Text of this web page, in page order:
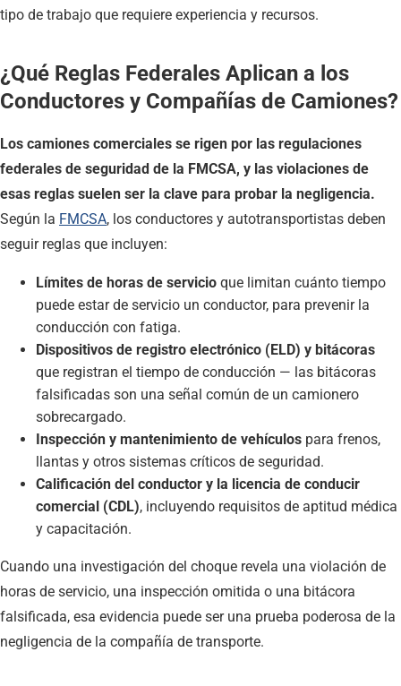
tipo de trabajo que requiere experiencia y recursos.
¿Qué Reglas Federales Aplican a los
Conductores y Compañías de Camiones?
Los camiones comerciales se rigen por las regulaciones
federales de seguridad de la FMCSA, y las violaciones de
esas reglas suelen ser la clave para probar la negligencia.
Según la FMCSA, los conductores y autotransportistas deben
seguir reglas que incluyen:
Límites de horas de servicio que limitan cuánto tiempo
puede estar de servicio un conductor, para prevenir la
conducción con fatiga.
Dispositivos de registro electrónico (ELD) y bitácoras
que registran el tiempo de conducción — las bitácoras
falsificadas son una señal común de un camionero
sobrecargado.
Inspección y mantenimiento de vehículos para frenos,
llantas y otros sistemas críticos de seguridad.
Calificación del conductor y la licencia de conducir
comercial (CDL), incluyendo requisitos de aptitud médica
y capacitación.
Cuando una investigación del choque revela una violación de
horas de servicio, una inspección omitida o una bitácora
falsificada, esa evidencia puede ser una prueba poderosa de la
negligencia de la compañía de transporte.